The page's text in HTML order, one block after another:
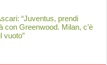
“Juventus, prendi
Greenwood. Milan, c’è
vuoto”